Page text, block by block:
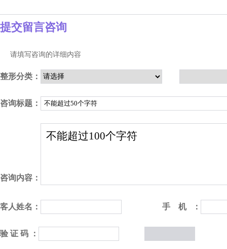
提交留言咨询
请填写咨询的详细内容
整形分类：
咨询标题：
咨询内容：
客人姓名： 手 机 ：
验 证 码 ：